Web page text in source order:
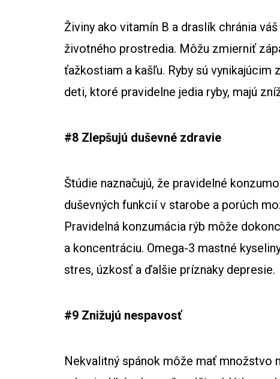
Živiny ako vitamín B a draslík chránia
životného prostredia. Môžu zmierniť
ťažkostiam a kašľu. Ryby sú vynikajúcim
deti, ktoré pravidelne jedia ryby, majú
#8 Zlepšujú duševné zdravie
Štúdie naznačujú, že pravidelné
duševných funkcií v starobe a porúch
Pravidelná konzumácia rýb môže
a koncentráciu. Omega-3 mastné
stres, úzkosť a ďalšie príznaky depresie.
#9 Znižujú nespavosť
Nekvalitný spánok môže mať množstvo